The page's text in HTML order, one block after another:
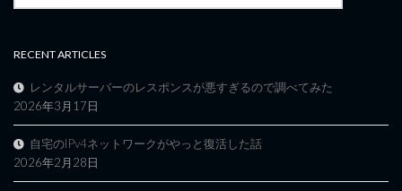
RECENT ARTICLES
レンタルサーバーのレスポンスが悪すぎるので調べてみた
2026年3月17日
自宅のIPv4ネットワークがやっと復活した話
2026年2月28日